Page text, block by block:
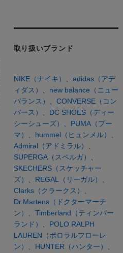
取り扱いブランド
NIKE（ナイキ）
adidas（アデ
ィダス）
new balance（ニュー
バランス）
CONVERSE（コン
バース）、 DC SHOES（ディー
シーシューズ）、 PUMA（プー
マ）、 hummel（ヒュンメル）、
Admiral（アドミラル）
SUPERGA（スペルガ）
SKECHERS（スケッチャー
ズ）
REGAL（リーガル）
Clarks（クラークス）、
Dr.Martens（ドクターマーチ
ン）、 Timberland（ティンバー
ランド）、 POLO RALPH
LAUREN（ポロラルフローレ
ン）、 HUNTER（ハンター）、